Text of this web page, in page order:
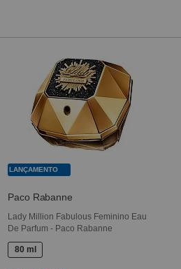
LANÇAMENTO
Paco Rabanne
Lady Million Fabulous Feminino Eau
De Parfum - Paco Rabanne
80 ml